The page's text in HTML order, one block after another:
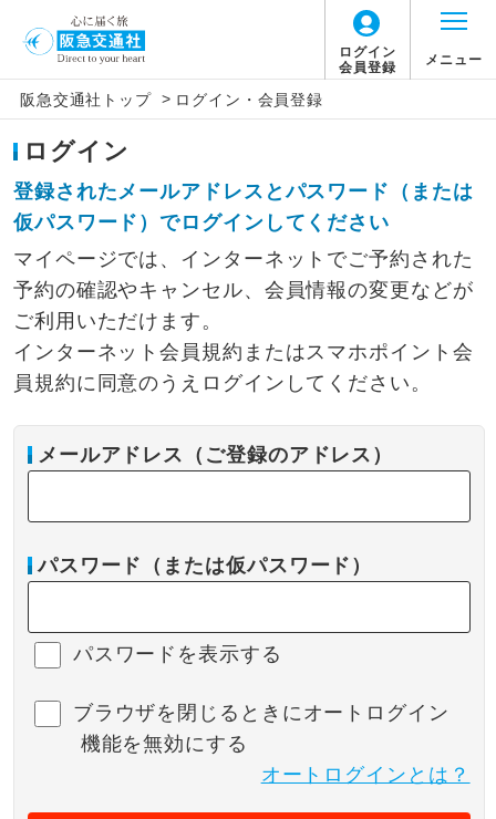
ログイン
会員登録
メニュー
阪急交通社トップ > ログイン・会員登録
ログイン
登録されたメールアドレスとパスワード（または
仮パスワード）でログインしてください
マイページでは、インターネットでご予約された
予約の確認やキャンセル、会員情報の変更などが
ご利用いただけます。
インターネット会員規約またはスマホポイント会
員規約に同意のうえログインしてください。
メールアドレス（ご登録のアドレス）
パスワード（または仮パスワード）
パスワードを表示する
ブラウザを閉じるときにオートログイン
機能を無効にする
オートログインとは？